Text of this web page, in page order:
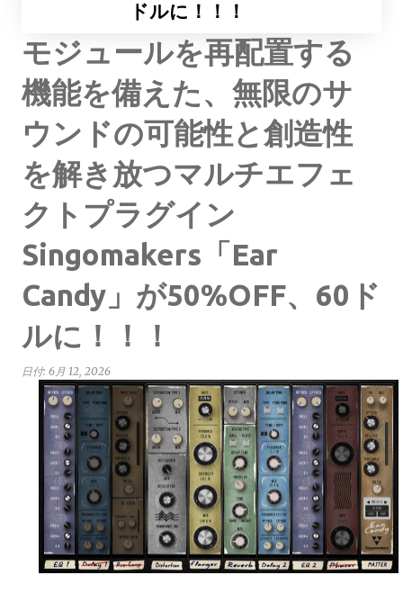
ドルに！！！
モジュールを再配置する
機能を備えた、無限のサ
ウンドの可能性と創造性
を解き放つマルチエフェ
クトプラグイン
Singomakers「Ear
Candy」が50%OFF、60ド
ルに！！！
日付: 6月 12, 2026